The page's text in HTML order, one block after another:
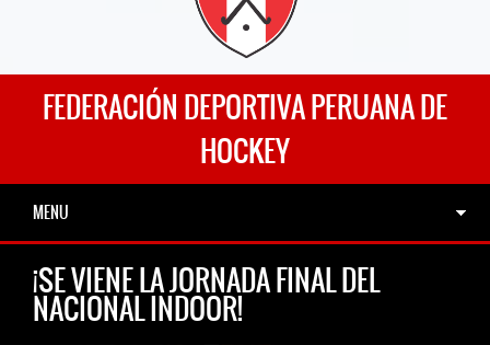
FEDERACIÓN DEPORTIVA PERUANA DE
HOCKEY
MENU
¡SE VIENE LA JORNADA FINAL DEL
NACIONAL INDOOR!